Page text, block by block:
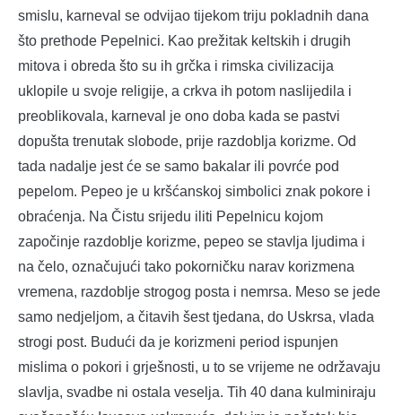
smislu, karneval se odvijao tijekom triju pokladnih dana
što prethode Pepelnici. Kao prežitak keltskih i drugih
mitova i obreda što su ih grčka i rimska civilizacija
uklopile u svoje religije, a crkva ih potom naslijedila i
preoblikovala, karneval je ono doba kada se pastvi
dopušta trenutak slobode, prije razdoblja korizme. Od
tada nadalje jest će se samo bakalar ili povrće pod
pepelom. Pepeo je u kršćanskoj simbolici znak pokore i
obraćenja. Na Čistu srijedu iliti Pepelnicu kojom
započinje razdoblje korizme, pepeo se stavlja ljudima i
na čelo, označujući tako pokorničku narav korizmena
vremena, razdoblje strogog posta i nemrsa. Meso se jede
samo nedjeljom, a čitavih šest tjedana, do Uskrsa, vlada
strogi post. Budući da je korizmeni period ispunjen
mislima o pokori i grješnosti, u to se vrijeme ne održavaju
slavlja, svadbe ni ostala veselja. Tih 40 dana kulminiraju